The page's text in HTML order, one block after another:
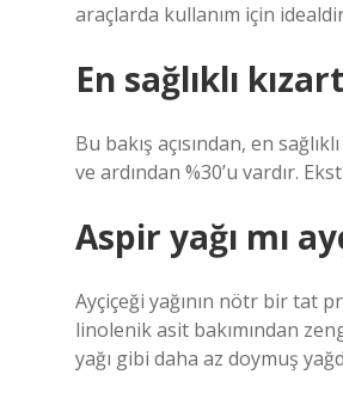
araçlarda kullanım için
En sağlıklı
Bu bakış açısından, en
ve ardından %30’u vardır.
Aspir yağı mı
Ayçiçeği yağının nötr bir tat
linolenik asit bakımından
yağı gibi daha az doymuş